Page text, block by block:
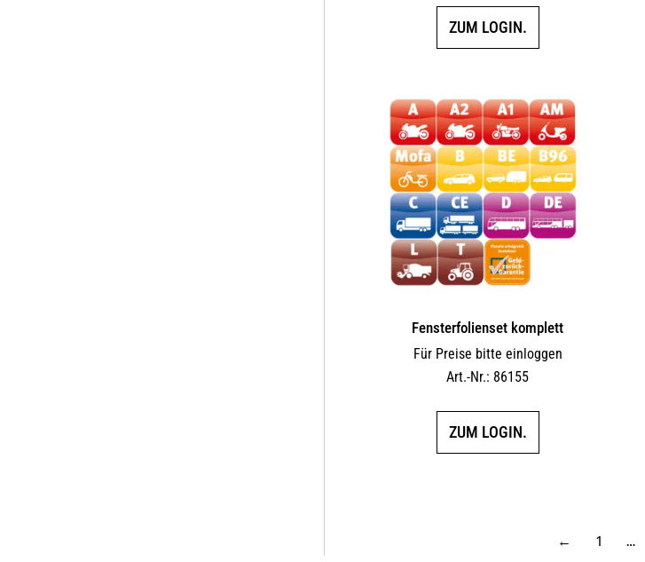
ZUM LOGIN.
Fensterfolienset komplett
Für Preise bitte einloggen
Art.-Nr.: 86155
ZUM LOGIN.
← 1 …